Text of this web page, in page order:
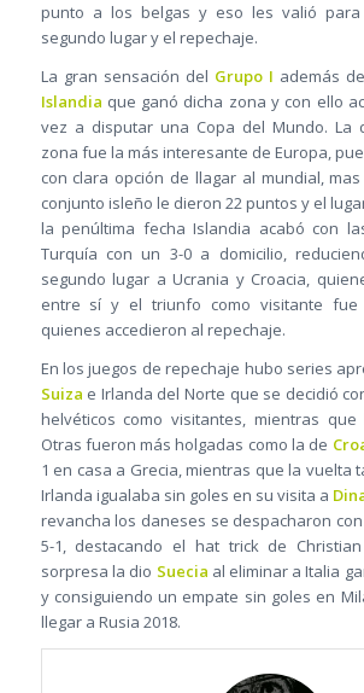
punto a los belgas y eso les valió
segundo lugar y el repechaje.
La gran sensación del Grupo I además
Islandia que ganó dicha zona y con ello
vez a disputar una Copa del Mundo. La
zona fue la más interesante de Europa,
con clara opción de llagar al mundial,
conjunto isleño le dieron 22 puntos y el
la penúltima fecha Islandia acabó con
Turquía con un 3-0 a domicilio,
segundo lugar a Ucrania y Croacia,
entre sí y el triunfo como visitante fue
quienes accedieron al repechaje.
En los juegos de repechaje hubo series
Suiza e Irlanda del Norte que se decidió
helvéticos como visitantes, mientras
Otras fueron más holgadas como la de
1 en casa a Grecia, mientras que la vuelta
Irlanda igualaba sin goles en su visita a
revancha los daneses se despacharon
5-1, destacando el hat trick de
sorpresa la dio Suecia al eliminar a Italia
y consiguiendo un empate sin goles en
llegar a Rusia 2018.